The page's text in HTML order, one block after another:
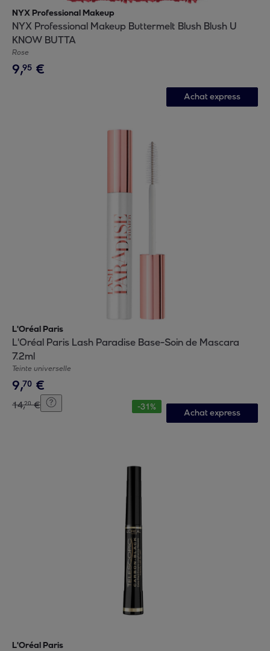
NYX Professional Makeup
NYX Professional Makeup Buttermelt Blush Blush U
KNOW BUTTA
Rose
9,95 €
Achat express
L'Oréal Paris
L'Oréal Paris Lash Paradise Base-Soin de Mascara
7.2ml
Teinte universelle
9,70 €
14,20 € -31%
Achat express
L'Oréal Paris